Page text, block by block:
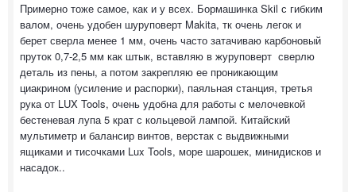
Примерно тоже самое, как и у всех. Бормашинка Skil с гибким
валом, очень удобен шуруповерт Makita, тк очень легок и
берет сверла менее 1 мм, очень часто затачиваю карбоновый
пруток 0,7-2,5 мм как штык, вставляю в журуповерт сверлю
деталь из пены, а потом закрепляю ее проникающим
циакрином (усиление и распорки), паяльная станция, третья
рука от LUX Tools, очень удобна для работы с мелочевкой
бестеневая лупа 5 крат с кольцевой лампой. Китайский
мультиметр и балансир винтов, верстак с выдвижными
ящиками и тисочками Lux Tools, море шарошек, минидисков и
насадок..